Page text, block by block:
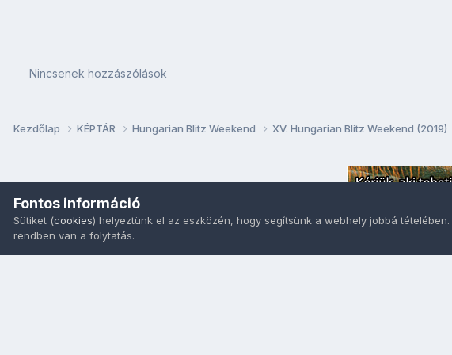
Nincsenek hozzászólások
Kezdőlap KÉPTÁR Hungarian Blitz Weekend XV. Hungarian Blitz Weekend (2019)
Fontos információ
Sütiket (cookies) helyeztünk el az eszközén, hogy segítsünk a webhely jobbá tételében.
rendben van a folytatás.